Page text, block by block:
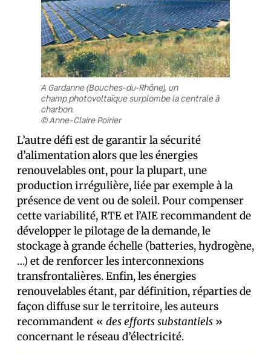
A Gardanne (Bouches-du-Rhône), un
champ photovoltaïque surplombe la centrale à
charbon.
© Anne-Claire Poirier
L’autre défi est de garantir la sécurité
d’alimentation alors que les énergies
renouvelables ont, pour la plupart, une
production irrégulière, liée par exemple à la
présence de vent ou de soleil. Pour compenser
cette variabilité, RTE et l’AIE recommandent de
développer le pilotage de la demande, le
stockage à grande échelle (batteries, hydrogène,
…) et de renforcer les interconnexions
transfrontalières. Enfin, les énergies
renouvelables étant, par définition, réparties de
façon diffuse sur le territoire, les auteurs
recommandent « des efforts substantiels »
concernant le réseau d’électricité.